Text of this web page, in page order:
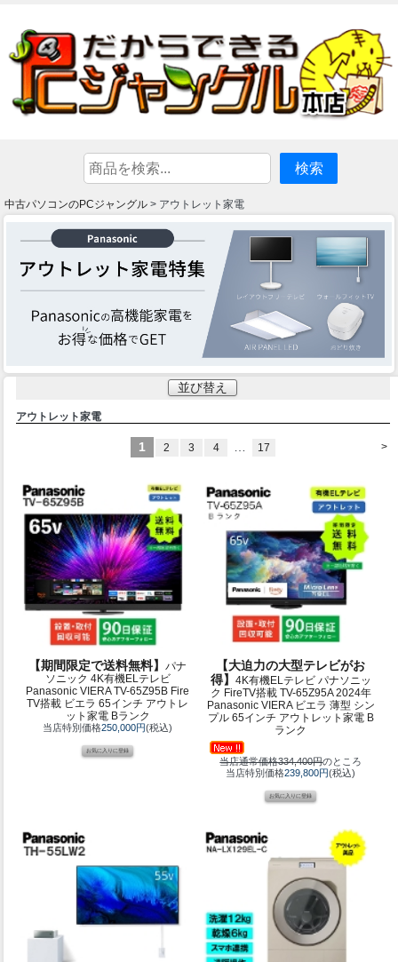
中古パソコンのPCジャングル > アウトレット家電
並び替え
アウトレット家電
>
1 2 3 4 17
【期間限定で送料無料】パナ
ソニック 4K有機ELテレビ
Panasonic VIERA TV-65Z95B Fire
TV搭載 ビエラ 65インチ アウトレ
ット家電 Bランク
当店特別価格250,000円(税込)
【大迫力の大型テレビがお
得】 4K有機ELテレビ パナソニッ
ク FireTV搭載 TV-65Z95A 2024年
Panasonic VIERA ビエラ 薄型 シン
プル 65インチ アウトレット家電 B
ランク
当店通常価格334,400円のところ
当店特別価格239,800円(税込)